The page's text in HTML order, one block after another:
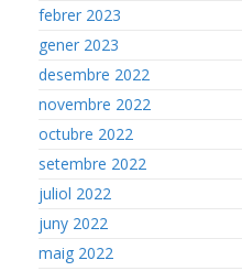
febrer 2023
gener 2023
desembre 2022
novembre 2022
octubre 2022
setembre 2022
juliol 2022
juny 2022
maig 2022